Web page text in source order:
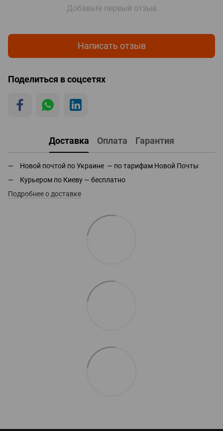
Добавьте первый отзыв
Написать отзыв
Поделиться в соцсетях
Доставка Оплата Гарантия
Новой почтой по Украине — по тарифам Новой Почты
Курьером по Киеву — бесплатно
Подробнее о доставке